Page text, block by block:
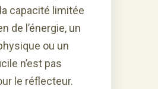
capacité limitée
de l’énergie, un
ou un
n’est pas
le réflecteur.